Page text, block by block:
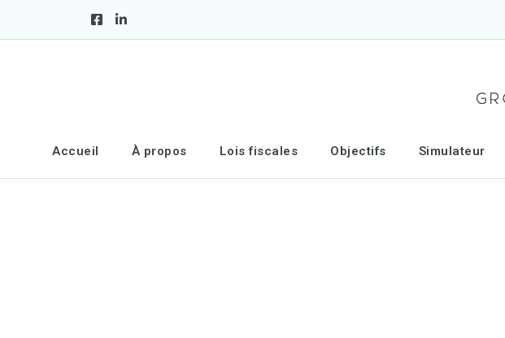
Accueil À propos Lois fiscales Objectifs Simulateur